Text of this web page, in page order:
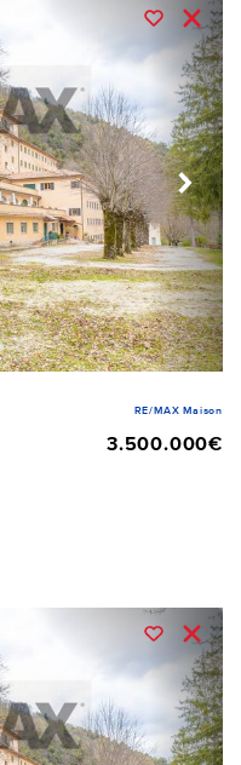
RE/MAX Maison
3.500.000€